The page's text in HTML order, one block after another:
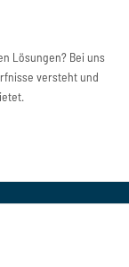
Lösungen? Bei uns
versteht und